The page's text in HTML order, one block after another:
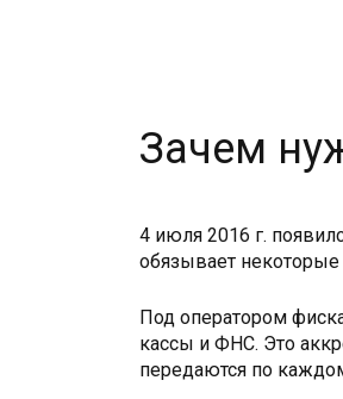
Зачем
4 июля 2016 г.
обязывает
Под оператором
кассы и ФНС. Это
передаются по